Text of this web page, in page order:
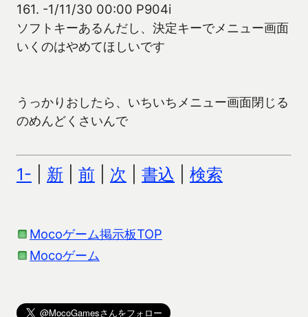
161. -1/11/30 00:00 P904i
ソフトキーあるんだし、決定キーでメニュー画面
いくのはやめてほしいです
うっかりおしたら、いちいちメニュー画面閉じる
のめんどくさいんで
1- 新 前 次 書込 検索
Mocoゲーム掲示板TOP
Mocoゲーム